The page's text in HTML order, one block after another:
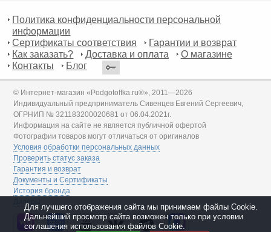
Политика конфиденциальности персональной
информации
Сертификаты соответствия
Гарантии и возврат
Как заказать?
Доставка и оплата
О магазине
Контакты
Блог
© Интернет-магазин «Podgotoffka.ru®», 2011—2026
Индивидуальный предприниматель Сивенцев Евгений Сергеевич,
ОГРНИП № 321183200020681 от 06.04.2021г.
Информация на сайте не является публичной офертой
Фотографии товаров могут отличаться от оригиналов
Условия обработки персональных данных
Проверить статус заказа
Гарантия и возврат
Документы и Сертификаты
История бренда
Для лучшего отображения сайта мы принимаем файлы Cookie.
Дальнейший просмотр сайта возможен только при условии
соглашения использования файлов Cookie.